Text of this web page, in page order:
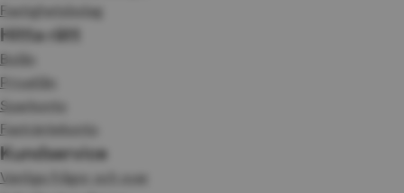
Fastighetsbolag
Hitta rätt
Bolån
Privatlån
Sparkonto
Fasträntekonto
Kundservice
Vanliga frågor och svar